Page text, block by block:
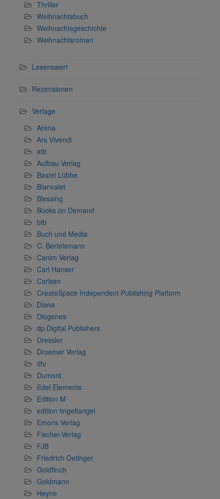
Thriller
Weihnachtsbuch
Weihnachtsgeschichte
Weihnachtsroman
Lesenswert
Rezensionen
Verlage
Arena
Ars Vivendi
atb
Aufbau Verlag
Bastei Lübbe
Blanvalet
Blessing
Books on Demand
btb
Buch und Media
C. Bertelsmann
Canim Verlag
Carl Hanser
Carlsen
CreateSpace Independent Publishing Platform
Diana
Diogenes
dp Digital Publishers
Dressler
Droemer Verlag
dtv
Dumont
Edel Elements
Edition M
edition tingeltangel
Emons Verlag
Fischer-Verlag
FJB
Friedrich Oetinger
Goldfinch
Goldmann
Heyne